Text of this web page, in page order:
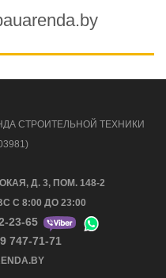
СТРОИТЕЛЬНОЙ ТЕХНИКИ
Д. 3, ПОМ. 148-2
С 8:00 ДО 23:00
23-65
747-71-71